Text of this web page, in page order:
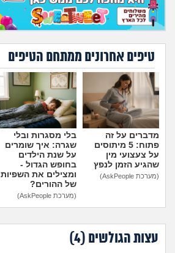
טיפים אחרונים ממתחם הטיפים
מדברים על זה
פתוח: 5 מיתוסים
על צעצועי מין
שהגיע הזמן לנפץ
(מערכת AskPeople)
בלי מסגרות ובלי
שגרה: איך שומרים
על שנת הילדים
בחופש הגדול -
ומצילים את השפיות
של ההורים?
(מערכת AskPeople)
עצות הגולשים (4
)